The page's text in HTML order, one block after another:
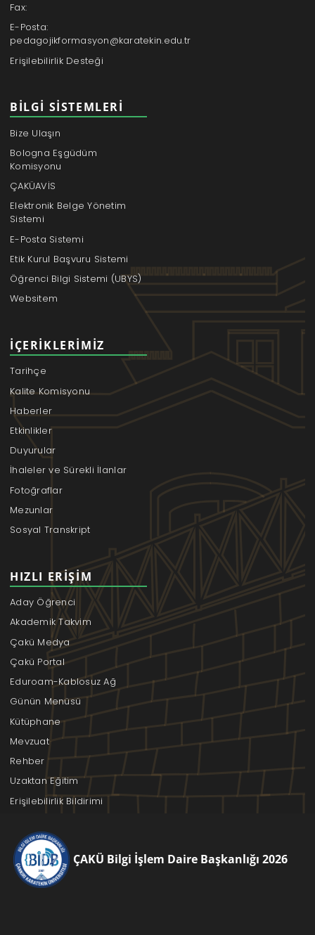
Fax:
E-Posta:
pedagojikformasyon@karatekin.edu.tr
Erişilebilirlik Desteği
BILGI SISTEMLERI
Bize Ulaşın
Bologna Eşgüdüm
Komisyonu
ÇAKÜAVİS
Elektronik Belge Yönetim
Sistemi
E-Posta Sistemi
Etik Kurul Başvuru Sistemi
Öğrenci Bilgi Sistemi (UBYS)
Websitem
İÇERIKLERIMIZ
Tarihçe
Kalite Komisyonu
Haberler
Etkinlikler
Duyurular
İhaleler ve Sürekli İlanlar
Fotoğraflar
Mezunlar
Sosyal Transkript
HIZLI ERIŞIM
Aday Öğrenci
Akademik Takvim
Çakü Medya
Çakü Portal
Eduroam-Kablosuz Ağ
Günün Menüsü
Kütüphane
Mevzuat
Rehber
Uzaktan Eğitim
Erişilebilirlik Bildirimi
ÇAKÜ Bilgi İşlem Daire Başkanlığı 2026